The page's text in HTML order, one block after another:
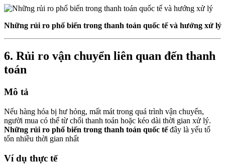
Những rủi ro phổ biến trong thanh toán quốc tế và hướng xử lý
6. Rủi ro vận chuyển liên quan đến thanh
toán
Mô tả
Nếu hàng hóa bị hư hỏng, mất mát trong quá trình vận chuyển,
người mua có thể từ chối thanh toán hoặc kéo dài thời gian xử lý.
Những rủi ro phổ biến trong thanh toán quốc tếđây là yếu tố
tốn nhiều thời gian nhất
Ví dụ thực tế